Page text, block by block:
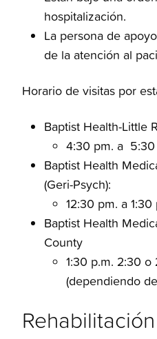
hospitalización.
La persona de
de la atención al
Horario de visitas por
Baptist Health-Little
4:30 pm. a 5:30
Baptist Health
(Geri-Psych):
12:30 pm. a 1:30
Baptist Health
County
1:30 p.m. 2:30
(dependiendo
Rehabilitación